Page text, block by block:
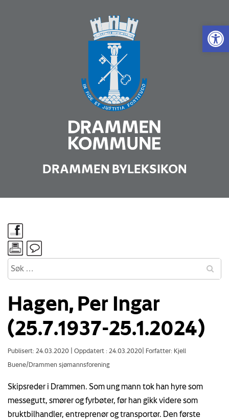
Vis
DRAMMEN BYLEKSIKON
Hagen, Per Ingar
(25.7.1937-25.1.2024)
Publisert: 24.03.2020 Oppdatert : 24.03.2020
Forfatter: Kjell
Buene/Drammen sjømannsforening
Skipsreder i Drammen. Som ung mann tok han hyre som
messegutt, smører og fyrbøter, før han gikk videre som
bruktbilhandler, entreprenør og transportør. Den første